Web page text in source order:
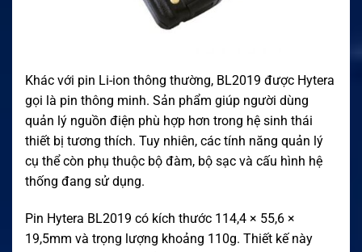
Khác với pin Li-ion thông thường, BL2019 được Hytera
gọi là pin thông minh. Sản phẩm giúp người dùng
quản lý nguồn điện phù hợp hơn trong hệ sinh thái
thiết bị tương thích. Tuy nhiên, các tính năng quản lý
cụ thể còn phụ thuộc bộ đàm, bộ sạc và cấu hình hệ
thống đang sử dụng.
Pin Hytera BL2019 có kích thước 114,4 × 55,6 ×
19,5mm và trọng lượng khoảng 110g. Thiết kế này